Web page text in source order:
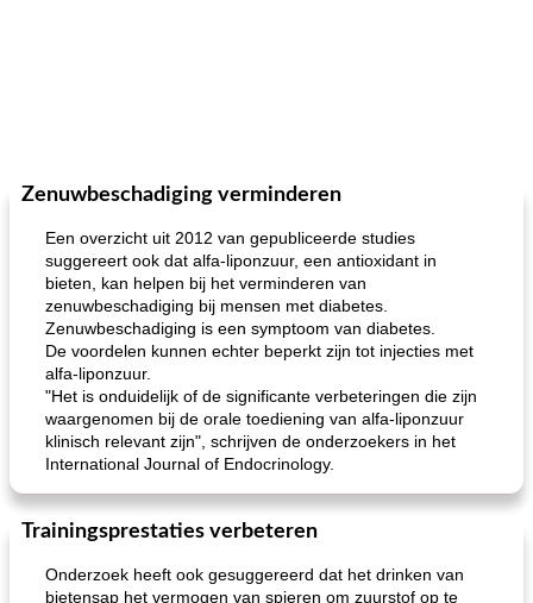
Zenuwbeschadiging verminderen
Een overzicht uit 2012 van gepubliceerde studies
suggereert ook dat alfa-liponzuur, een antioxidant in
bieten, kan helpen bij het verminderen van
zenuwbeschadiging bij mensen met diabetes.
Zenuwbeschadiging is een symptoom van diabetes.
De voordelen kunnen echter beperkt zijn tot injecties met
alfa-liponzuur.
"Het is onduidelijk of de significante verbeteringen die zijn
waargenomen bij de orale toediening van alfa-liponzuur
klinisch relevant zijn", schrijven de onderzoekers in het
International Journal of Endocrinology.
Trainingsprestaties verbeteren
Onderzoek heeft ook gesuggereerd dat het drinken van
bietensap het vermogen van spieren om zuurstof op te